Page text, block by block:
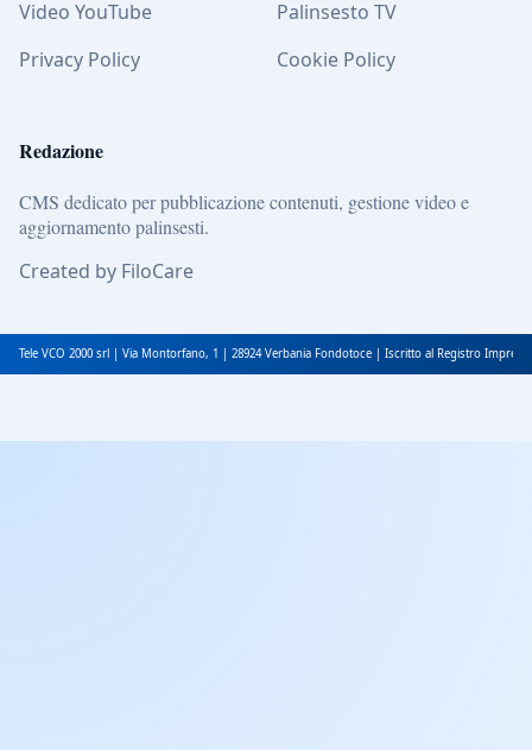
Video YouTube
Palinsesto TV
Privacy Policy
Cookie Policy
Redazione
CMS dedicato per pubblicazione contenuti, gestione video e
aggiornamento palinsesti.
Created by FiloCare
Tele VCO 2000 srl | Via Montorfano, 1 | 28924 Verbania Fondotoce | Iscritto al Registro Imprese